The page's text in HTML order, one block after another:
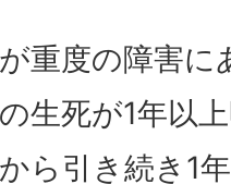
重度の障害
生死が1年以
ら引き続き1